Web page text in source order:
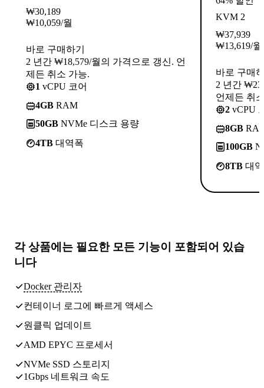
₩30,189
₩10,059/월
바로 구매하기
2 년간 ₩18,579/월의 가격으로 갱신. 언
제든 취소 가능.
1 vCPU 코어
4GB RAM
50GB NVMe 디스크 용량
4TB 대역폭
KVM 2
₩37,939
₩13,619/월
바로 구매
2 년간
언제든 취
2 vCPU
8GB
100GB
8TB 대
각 상품에는 필요한 모든 기능이 포함되어 있습
니다
Docker 관리자
컨테이너 로그에 빠르게 액세스
원클릭 업데이트
AMD EPYC 프로세서
NVMe SSD 스토리지
1Gbps 네트워크 속도